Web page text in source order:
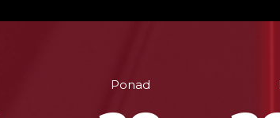
Ponad